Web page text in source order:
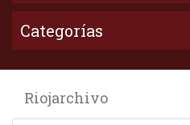
Categorías
Riojarchivo